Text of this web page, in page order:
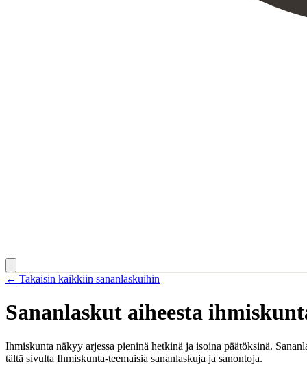
← Takaisin kaikkiin sananlaskuihin
Sananlaskut aiheesta
Ihmiskunta näkyy arjessa pieninä hetkinä ja isoina päätöksinä.
tältä sivulta Ihmiskunta-teemaisia sananlaskuja ja sanontoja.